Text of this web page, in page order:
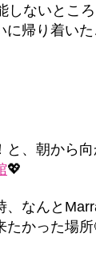
しないとこ
に帰り着い
と、朝から
💖
、なんと
たかった場